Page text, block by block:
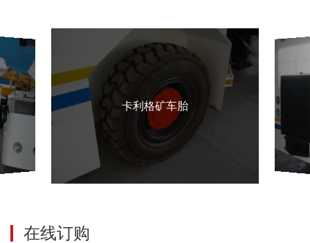
卡利格矿车胎
在线订购